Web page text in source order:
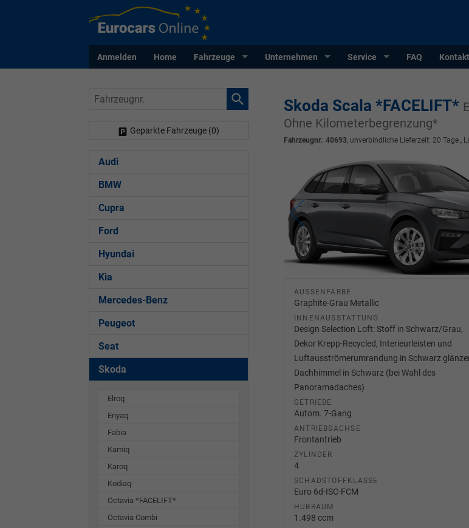
Anmelden Home Fahrzeuge Unternehmen Service FAQ Kontakt
Skoda Scala *FACELIFT*
Ohne Kilometerbegrenzung*
Fahrzeugnr.: 40693, unverbindliche Lieferzeit: 20 Tage,
AUSSENFARBE
Graphite-Grau Metallic
INNENAUSSTATTUNG
Design Selection Loft: Stoff in Schwarz/Grau,
Dekor Krepp-Recycled, Interieurleisten und
Luftausströmerumrandung in Schwarz
Dachhimmel in Schwarz (bei Wahl des
Panoramadaches)
GETRIEBE
Autom. 7-Gang
ANTRIEBSACHSE
Frontantrieb
ZYLINDER
4
SCHADSTOFFKLASSE
Euro 6d-ISC-FCM
HUBRAUM
1.498 ccm
Fahrzeugnr.
Geparkte Fahrzeuge (0)
Audi
BMW
Cupra
Ford
Hyundai
Kia
Mercedes-Benz
Peugeot
Seat
Skoda
Elroq
Enyaq
Fabia
Kamiq
Karoq
Kodiaq
Octavia *FACELIFT*
Octavia Combi